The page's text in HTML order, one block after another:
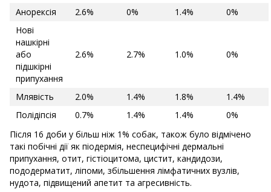
Анорексія
2.6% 0% 1.4%
0%
Нові
нашкірні
або
підшкірні
припухання
2.6% 2.7% 1.0% 0%
Млявість 2.0% 1.4% 1.8%
1.4%
Полідіпсія
0.7% 1.4% 1.4%
0%
Після 16 доби у більш ніж 1% собак, також було відмічено
такі побічні дії як піодермія, неспецифічні дермальні
припухання, отит, гістіоцитома, цистит, кандидози,
пододерматит, ліпоми, збільшення лімфатичних вузлів,
нудота, підвищений апетит та агресивність.